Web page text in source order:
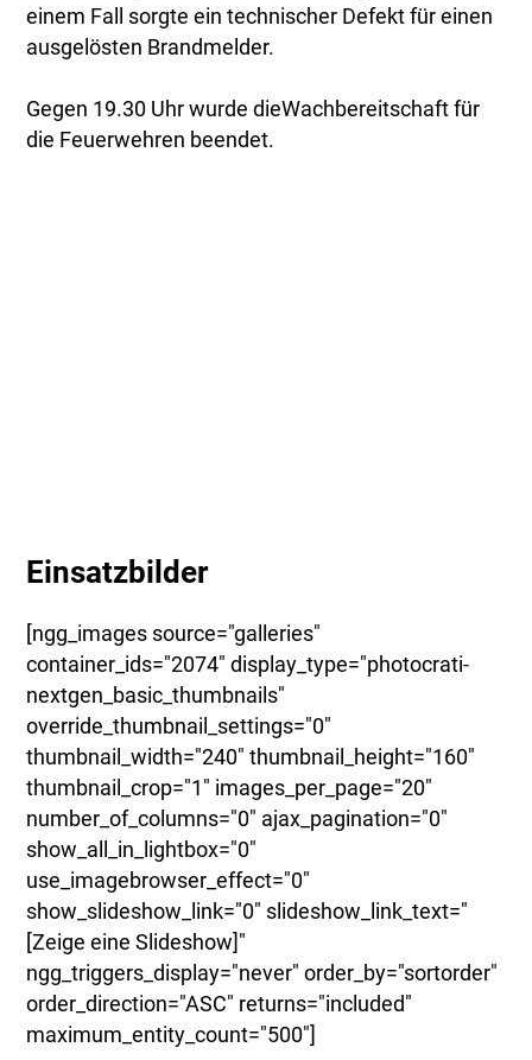
einem Fall sorgte ein technischer Defekt für einen
ausgelösten Brandmelder.
Gegen 19.30 Uhr wurde dieWachbereitschaft für
die Feuerwehren beendet.
Einsatzbilder
[ngg_images source="galleries"
container_ids="2074" display_type="photocrati-
nextgen_basic_thumbnails"
override_thumbnail_settings="0"
thumbnail_width="240" thumbnail_height="160"
thumbnail_crop="1" images_per_page="20"
number_of_columns="0" ajax_pagination="0"
show_all_in_lightbox="0"
use_imagebrowser_effect="0"
show_slideshow_link="0" slideshow_link_text="
[Zeige eine Slideshow]"
ngg_triggers_display="never" order_by="sortorder"
order_direction="ASC" returns="included"
maximum_entity_count="500"]